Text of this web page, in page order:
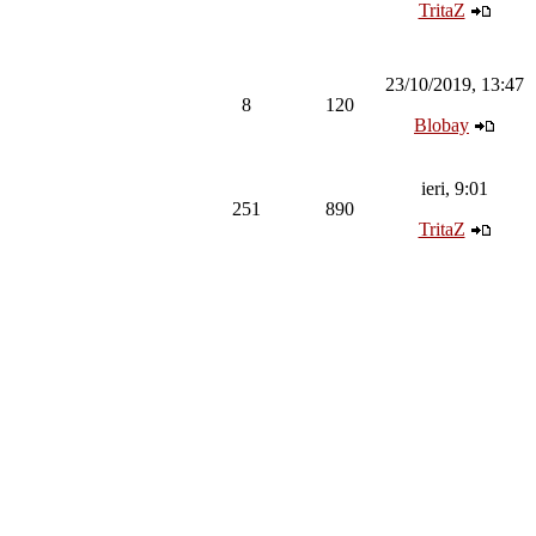
TritaZ
8 120
23/10/2019, 13:47
Blobay
251 890
ieri, 9:01
TritaZ